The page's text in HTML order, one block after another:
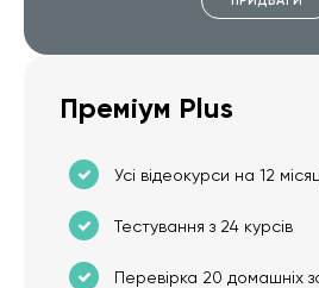
Преміум Plus
Усі відеокурси на 12
Тестування з 24 курсів
Перевірка 20 домашніх